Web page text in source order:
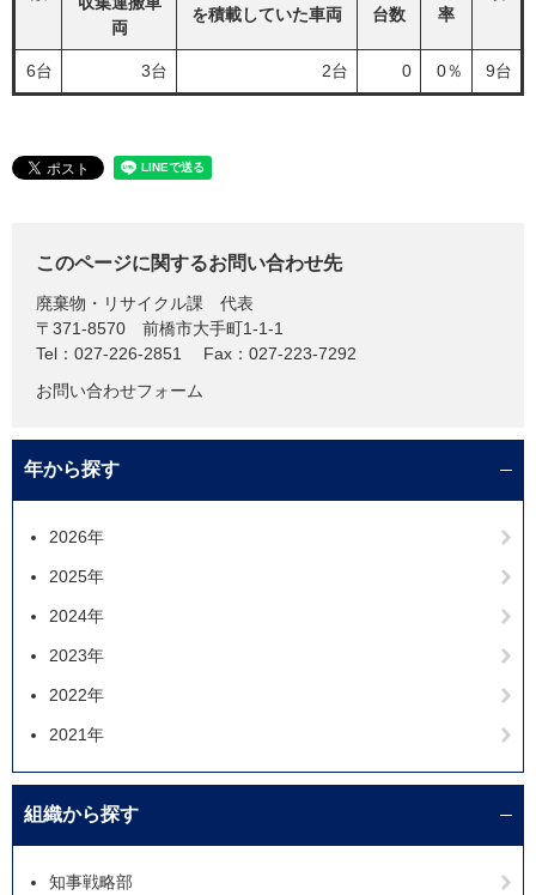
両
を積載していた車両 台数 率
6台 3台 2台 0 0％ 9台
このページに関するお問い合わせ先
廃棄物・リサイクル課
代表
〒371-8570
前橋市大手町1-1-1
Tel：027-226-2851
Fax：027-223-7292
お問い合わせフォーム
年から探す
2026年
2025年
2024年
2023年
2022年
2021年
組織から探す
知事戦略部